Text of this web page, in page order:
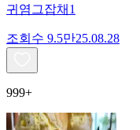
귀염그잡채1
조회수 9.5만25.08.28
999+